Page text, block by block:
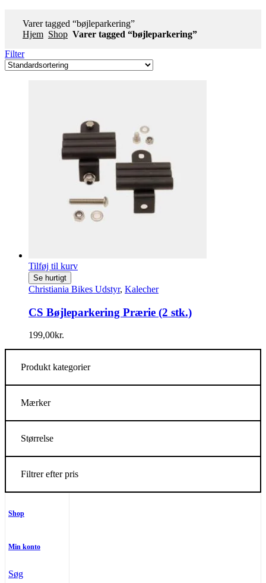
Varer tagged “bøjleparkering”
Hjem Shop Varer tagged “bøjleparkering”
Filter
Tilføj til kurv
Se hurtigt
Christiania Bikes Udstyr, Kalecher
CS Bøjleparkering Prærie (2 stk.)
199,00kr.
Produkt kategorier
Mærker
Størrelse
Filtrer efter pris
Shop
Min konto
Søg